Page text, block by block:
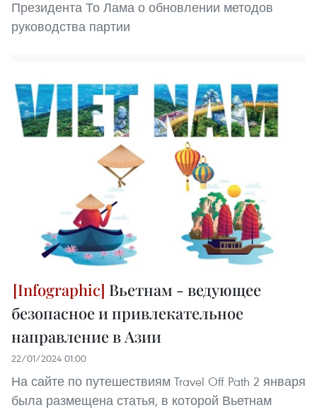
Президента То Лама о обновлении методов
руководства партии
Вьетнам - ведующее
безопасное и привлекательное
направление в Азии
22/01/2024 01:00
На сайте по путешествиям Travel Off Path 2 января
была размещена статья, в которой Вьетнам